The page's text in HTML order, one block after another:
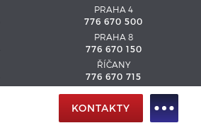
PRAHA 4
776 670 500
PRAHA 8
776 670 150
ŘÍČANY
776 670 715
KONTAKTY